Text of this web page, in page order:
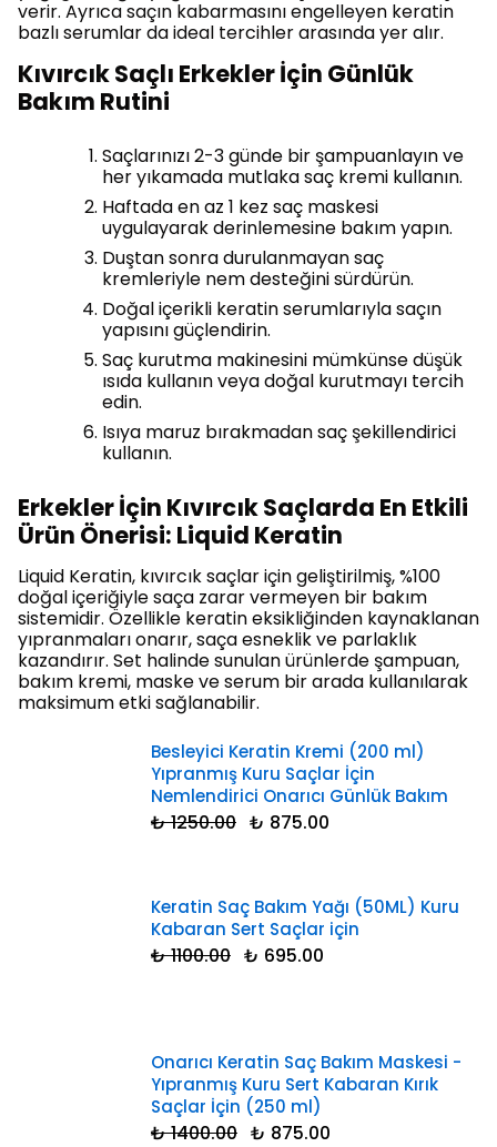
verir. Ayrıca saçın kabarmasını engelleyen keratin
bazlı serumlar da ideal tercihler arasında yer alır.
Kıvırcık Saçlı Erkekler İçin Günlük
Bakım Rutini
Saçlarınızı 2-3 günde bir şampuanlayın ve
her yıkamada mutlaka saç kremi kullanın.
Haftada en az 1 kez saç maskesi
uygulayarak derinlemesine bakım yapın.
Duştan sonra durulanmayan saç
kremleriyle nem desteğini sürdürün.
Doğal içerikli keratin serumlarıyla saçın
yapısını güçlendirin.
Saç kurutma makinesini mümkünse düşük
ısıda kullanın veya doğal kurutmayı tercih
edin.
Isıya maruz bırakmadan saç şekillendirici
kullanın.
Erkekler İçin Kıvırcık Saçlarda En Etkili
Ürün Önerisi: Liquid Keratin
Liquid Keratin, kıvırcık saçlar için geliştirilmiş, %100
doğal içeriğiyle saça zarar vermeyen bir bakım
sistemidir. Özellikle keratin eksikliğinden kaynaklanan
yıpranmaları onarır, saça esneklik ve parlaklık
kazandırır. Set halinde sunulan ürünlerde şampuan,
bakım kremi, maske ve serum bir arada kullanılarak
maksimum etki sağlanabilir.
Besleyici Keratin Kremi (200 ml)
Yıpranmış Kuru Saçlar İçin
Nemlendirici Onarıcı Günlük Bakım
₺ 1250.00 ₺ 875.00
Keratin Saç Bakım Yağı (50ML) Kuru
Kabaran Sert Saçlar için
₺ 1100.00 ₺ 695.00
Onarıcı Keratin Saç Bakım Maskesi -
Yıpranmış Kuru Sert Kabaran Kırık
Saçlar İçin (250 ml)
₺ 1400.00 ₺ 875.00